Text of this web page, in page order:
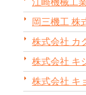
岡三機工 株
株式会社 カ
株式会社 キ
株式会社 キ